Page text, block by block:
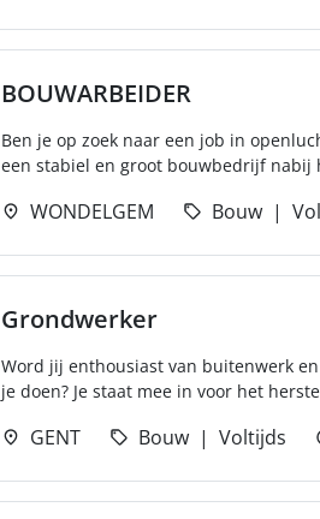
BOUWARBEIDER
Ben je op zoek naar een job in
een stabiel en groot bouwbedrijf nabij
WONDELGEM Bouw
Grondwerker
Word jij enthousiast van buitenwerk
je doen? Je staat mee in voor het
GENT Bouw Voltijds